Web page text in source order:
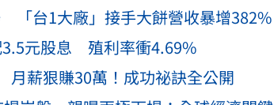
「台1大廠」接手大餅營收暴增382%
3.5元股息 殖利率衝4.69%
薪狠賺30萬！成功祕訣全公開